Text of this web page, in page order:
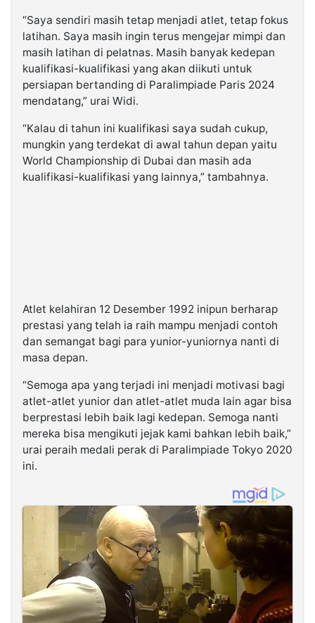
“Saya sendiri masih tetap menjadi atlet, tetap fokus
latihan. Saya masih ingin terus mengejar mimpi dan
masih latihan di pelatnas. Masih banyak kedepan
kualifikasi-kualifikasi yang akan diikuti untuk
persiapan bertanding di Paralimpiade Paris 2024
mendatang,” urai Widi.
“Kalau di tahun ini kualifikasi saya sudah cukup,
mungkin yang terdekat di awal tahun depan yaitu
World Championship di Dubai dan masih ada
kualifikasi-kualifikasi yang lainnya,” tambahnya.
Atlet kelahiran 12 Desember 1992 inipun berharap
prestasi yang telah ia raih mampu menjadi contoh
dan semangat bagi para yunior-yuniornya nanti di
masa depan.
“Semoga apa yang terjadi ini menjadi motivasi bagi
atlet-atlet yunior dan atlet-atlet muda lain agar bisa
berprestasi lebih baik lagi kedepan. Semoga nanti
mereka bisa mengikuti jejak kami bahkan lebih baik,”
urai peraih medali perak di Paralimpiade Tokyo 2020
ini.